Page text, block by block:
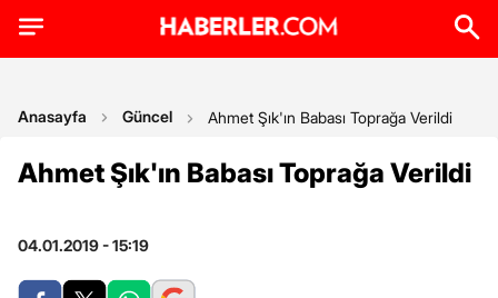
Anasayfa Güncel Ahmet Şık'ın Babası Toprağa Verildi
Ahmet Şık'ın Babası Toprağa Verildi
04.01.2019 - 15:19